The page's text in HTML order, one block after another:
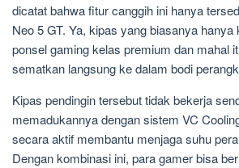
dicatat bahwa fitur canggih ini hanya
Neo 5 GT. Ya, kipas yang biasanya hanya
ponsel gaming kelas premium dan mahal
sematkan langsung ke dalam bodi
Kipas pendingin tersebut tidak bekerja
memadukannya dengan sistem VC
secara aktif membantu menjaga suhu
Dengan kombinasi ini, para gamer bisa